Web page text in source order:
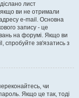
лист
ви не отримали
e-mail. Основна
запису - це
на форумі. Якщо ви
спробуйте зв'язатись з
чи
Якщо це так, тоді